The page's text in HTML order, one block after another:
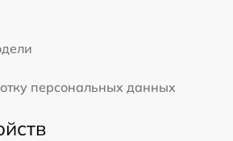
персональных данных